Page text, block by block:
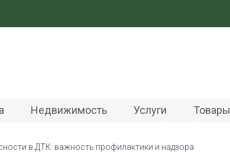
Недвижимость Услуги Товары
в ДТК: важность профилактики и надзора